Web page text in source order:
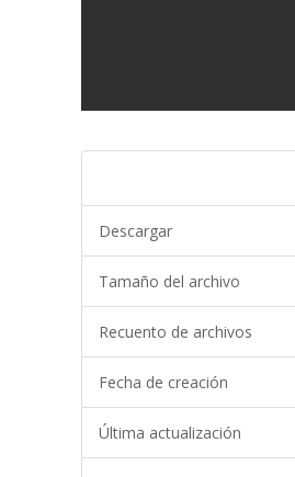
Descargar
Tamaño del archivo
Recuento de archivos
Fecha de creación
Última actualización